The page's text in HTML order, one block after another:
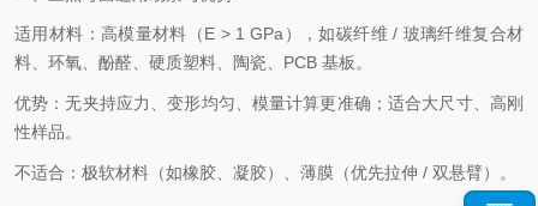
适用材料：高模量材料（E > 1 GPa），如碳纤维 / 玻璃纤维复合材
料、环氧、酚醛、硬质塑料、陶瓷、PCB 基板。
优势：无夹持应力、变形均匀、模量计算更准确；适合大尺寸、高刚
性样品。
不适合：极软材料（如橡胶、凝胶）、薄膜（优先拉伸 / 双悬臂）。